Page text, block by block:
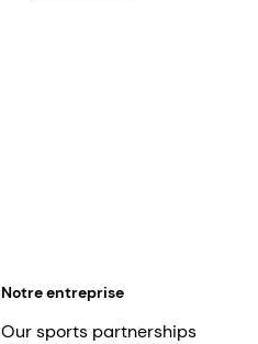
Notre entreprise
Our sports partnerships